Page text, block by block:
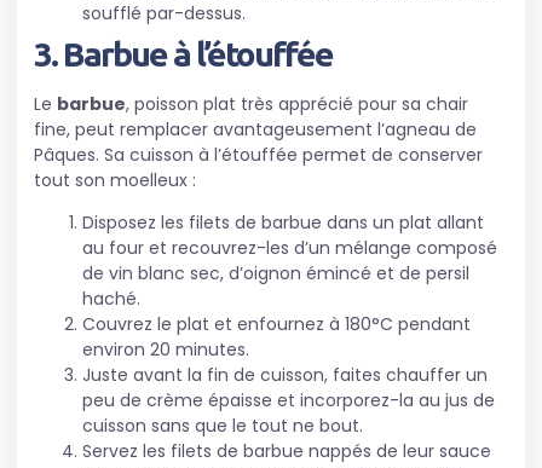
soufflé par-dessus.
3. Barbue à l’étouffée
Le barbue, poisson plat très apprécié pour sa chair
fine, peut remplacer avantageusement l’agneau de
Pâques. Sa cuisson à l’étouffée permet de conserver
tout son moelleux :
Disposez les filets de barbue dans un plat allant
au four et recouvrez-les d’un mélange composé
de vin blanc sec, d’oignon émincé et de persil
haché.
Couvrez le plat et enfournez à 180°C pendant
environ 20 minutes.
Juste avant la fin de cuisson, faites chauffer un
peu de crème épaisse et incorporez-la au jus de
cuisson sans que le tout ne bout.
Servez les filets de barbue nappés de leur sauce